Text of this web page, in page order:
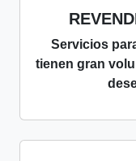
Servicios
tienen gran